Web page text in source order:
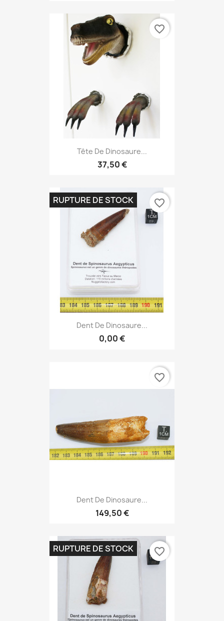
Tête De Dinosaure...
37,50 €
favorite_border
Dent De Dinosaure...
0,00 €
RUPTURE DE STOCK favorite_border
Dent De Dinosaure...
149,50 €
favorite_border
RUPTURE DE STOCK favorite_border